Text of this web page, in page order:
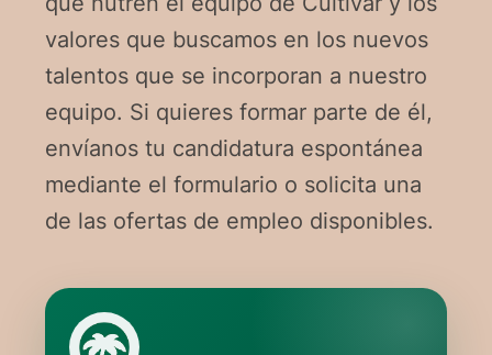
valores que buscamos en los nuevos
talentos que se incorporan a nuestro
equipo. Si quieres formar parte de él,
envíanos tu candidatura espontánea
mediante el formulario o solicita una
de las ofertas de empleo disponibles.